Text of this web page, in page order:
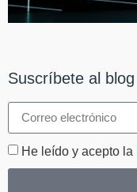
Suscríbete al blog
He leído y acepto la